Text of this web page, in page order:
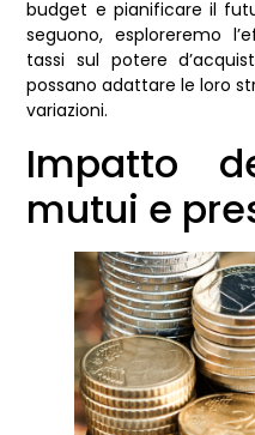
budget e pianificare il
seguono, esploreremo
tassi sul potere
possano adattare le loro
variazioni.
Impatto
mutui e